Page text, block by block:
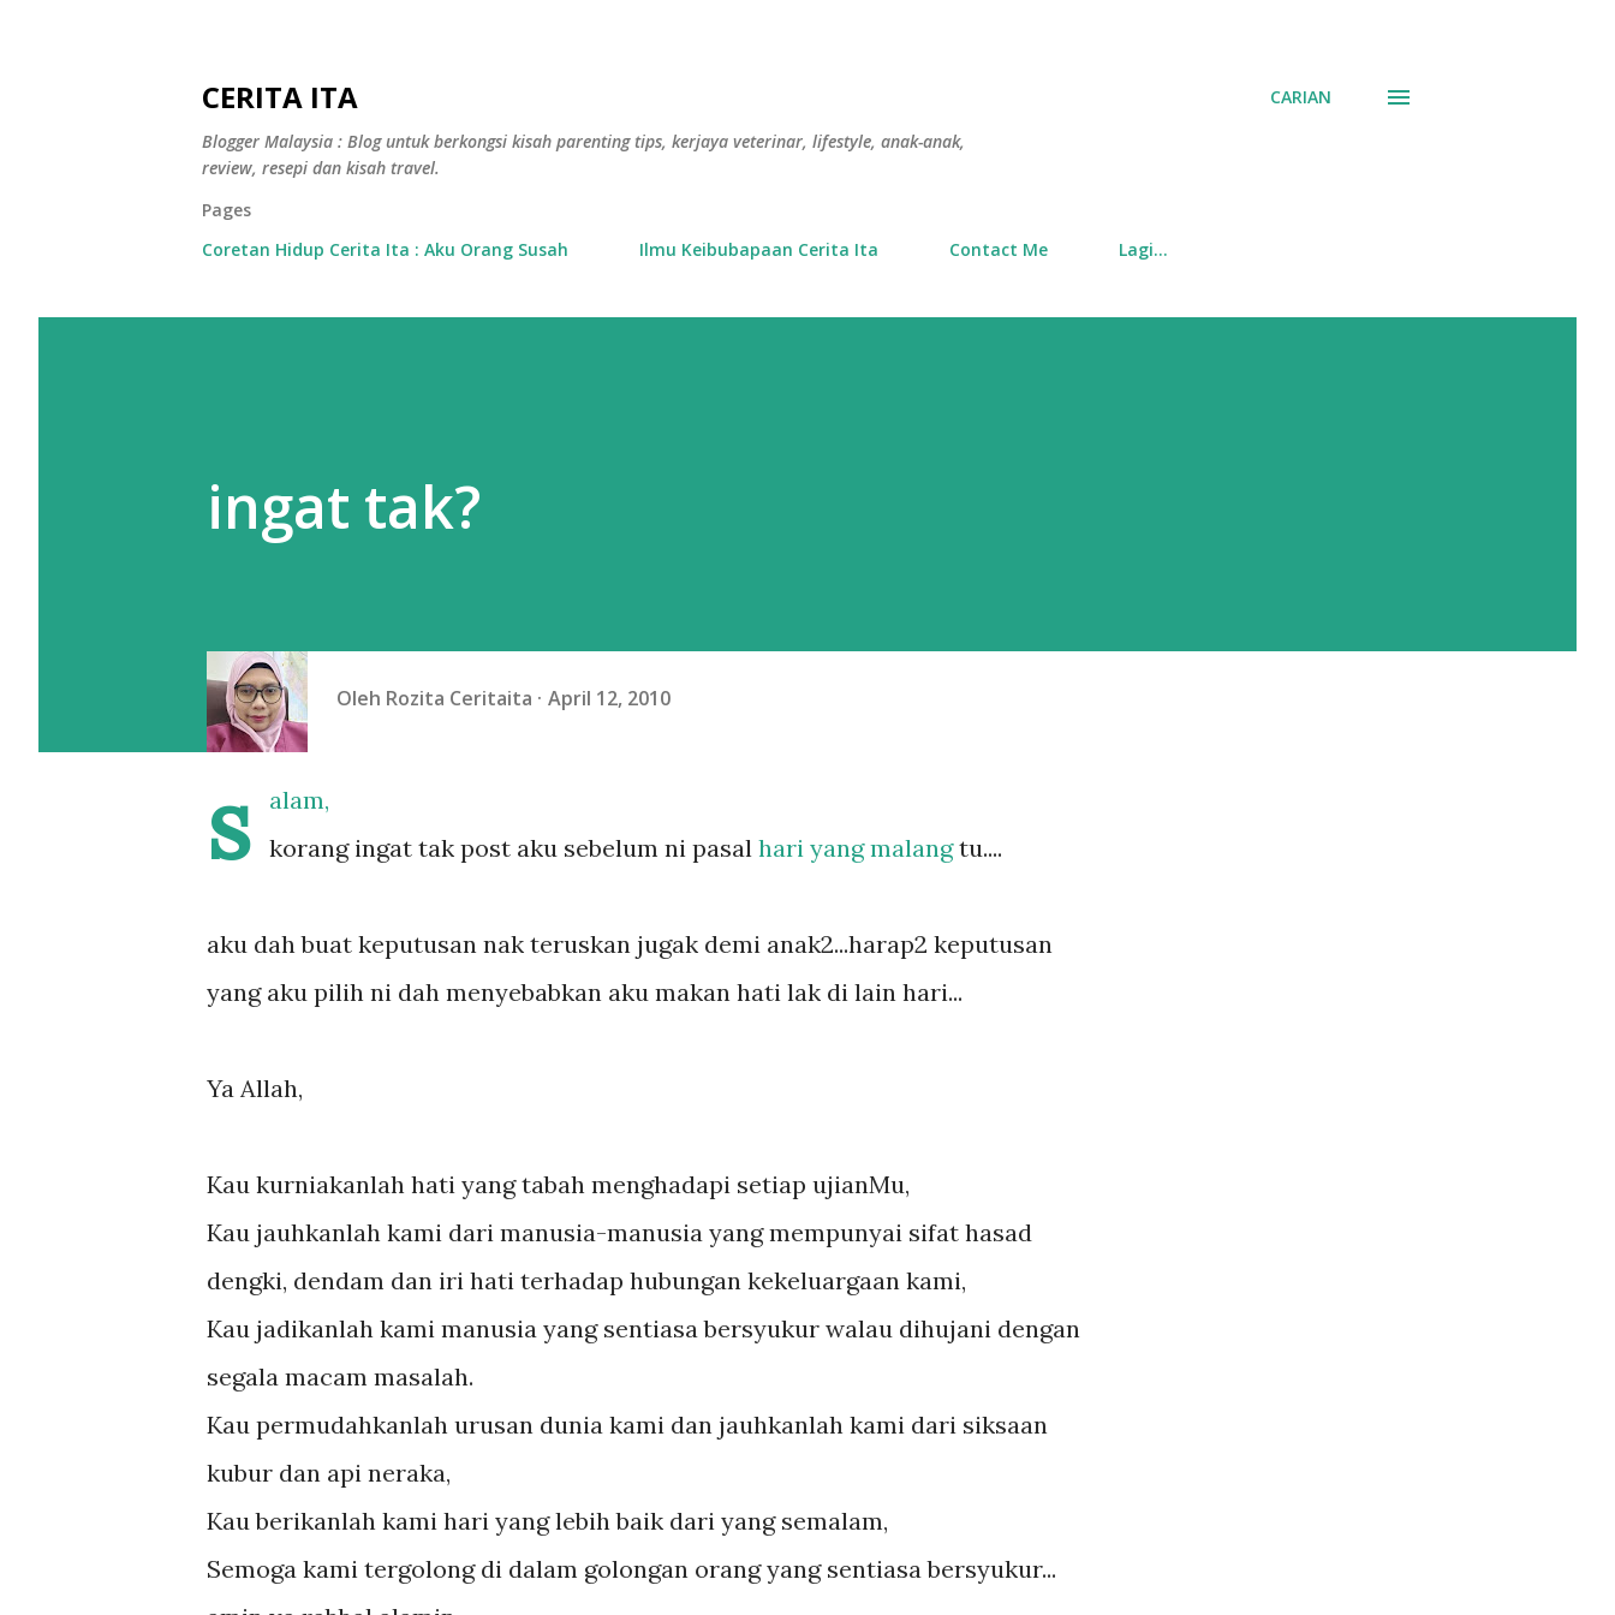
CERITA ITA
Blogger Malaysia : Blog untuk berkongsi kisah parenting tips, kerjaya veterinar, lifestyle, anak-anak,
review, resepi dan kisah travel.
CARIAN
Pages
Coretan Hidup Cerita Ita : Aku Orang Susah
Ilmu Keibubapaan Cerita Ita Contact Me Lagi…
ingat tak?
Oleh Rozita Ceritaita April 12, 2010
s
alam,
korang ingat tak post aku sebelum ni pasal hari yang malangtu....
aku dah buat keputusan nak teruskan jugak demi anak2...harap2 keputusan
yang aku pilih ni dah menyebabkan aku makan hati lak di lain hari...
Ya Allah,
Kau kurniakanlah hati yang tabah menghadapi setiap ujianMu,
Kau jauhkanlah kami dari manusia-manusia yang mempunyai sifat hasad
dengki, dendam dan iri hati terhadap hubungan kekeluargaan kami,
Kau jadikanlah kami manusia yang sentiasa bersyukur walau dihujani dengan
segala macam masalah.
Kau permudahkanlah urusan dunia kami dan jauhkanlah kami dari siksaan
kubur dan api neraka,
Kau berikanlah kami hari yang lebih baik dari yang semalam,
Semoga kami tergolong di dalam golongan orang yang sentiasa bersyukur...